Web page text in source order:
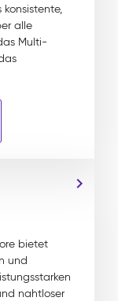
alle
Multi-
bietet
und
nahtloser